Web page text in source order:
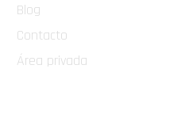
Blog
Contacto
Área privada